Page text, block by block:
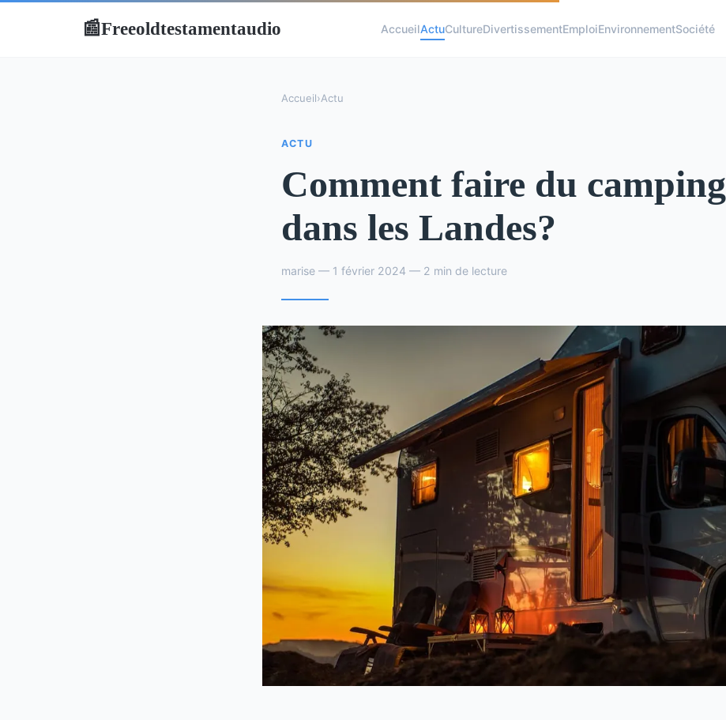
📰Freeoldtestamentaudio AccueilActuCultureDivertissementEmploiEnvironnementSociété
Accueil›Actu
ACTU
Comment faire du camping
dans les Landes?
marise — 1 février 2024 — 2 min de lecture